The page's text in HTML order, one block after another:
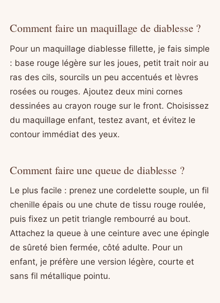
Comment faire un maquillage de diablesse ?
Pour un maquillage diablesse fillette, je fais simple
: base rouge légère sur les joues, petit trait noir au
ras des cils, sourcils un peu accentués et lèvres
rosées ou rouges. Ajoutez deux mini cornes
dessinées au crayon rouge sur le front. Choisissez
du maquillage enfant, testez avant, et évitez le
contour immédiat des yeux.
Comment faire une queue de diablesse ?
Le plus facile : prenez une cordelette souple, un fil
chenille épais ou une chute de tissu rouge roulée,
puis fixez un petit triangle rembourré au bout.
Attachez la queue à une ceinture avec une épingle
de sûreté bien fermée, côté adulte. Pour un
enfant, je préfère une version légère, courte et
sans fil métallique pointu.